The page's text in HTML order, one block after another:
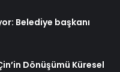
Belediye başkanı
Dönüşümü Küresel